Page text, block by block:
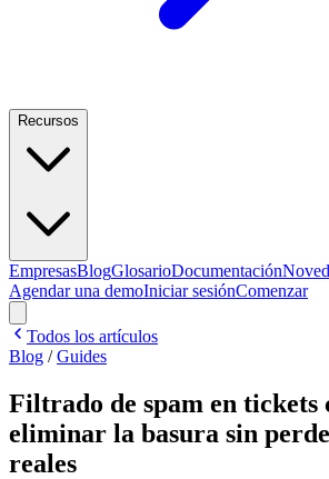
Recursos
EmpresasBlogGlosarioDocumentación
Agendar una demoIniciar sesiónComenzar
Todos los artículos
Blog /Guides
Filtrado de spam en tickets
eliminar la basura sin
reales